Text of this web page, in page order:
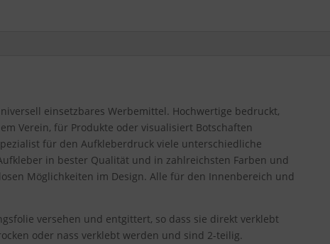
einsetzbares Werbemittel. Hochwertige bedruckt,
Verein, für Produkte oder visualisiert Botschaften
für den Aufkleberdruck viele unterschiedliche
in bester Qualität und in zahlreichsten Farben und
Möglichkeiten im Design. Alle für den Innenbereich und
versehen und entgittert, so dass sie direkt verklebt
oder nass verklebt werden und sind 2-teilig.